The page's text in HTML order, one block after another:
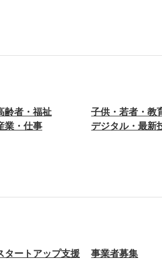
齢者・福祉
子供・若者・教
業・仕事
デジタル・最新
タートアップ支援 事業者募集